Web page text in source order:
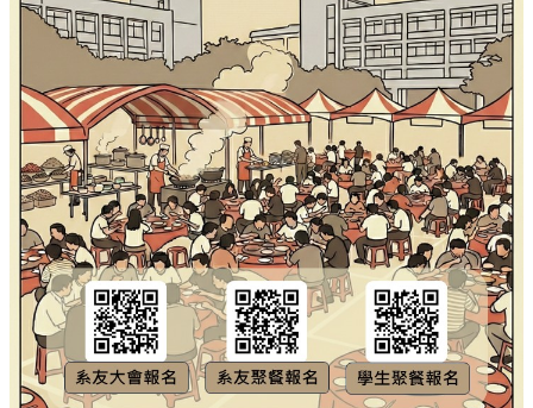
機
交
換
資
訊
下
載
專
區
系
友